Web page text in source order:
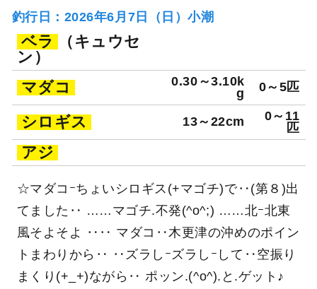
釣行日：2026年6月7日（日）小潮
ベラ
（キュウセ
ン）
マダコ
0.30～3.10k
g
0～5匹
シロギス 13～22cm
0～11
匹
アジ
☆マダコｰちょいシロギス(+マゴチ)で‥(第８)出
てました‥ ……マゴチ.不発(^o^;) ……北ｰ北東
風そよそよ ‥‥ マダコ‥木更津の沖めのポイン
トまわりから‥ ‥ズラしｰズラしｰして‥空振り
まくり(+_+)ながら‥ ポッン.(^o^).と.ゲット♪